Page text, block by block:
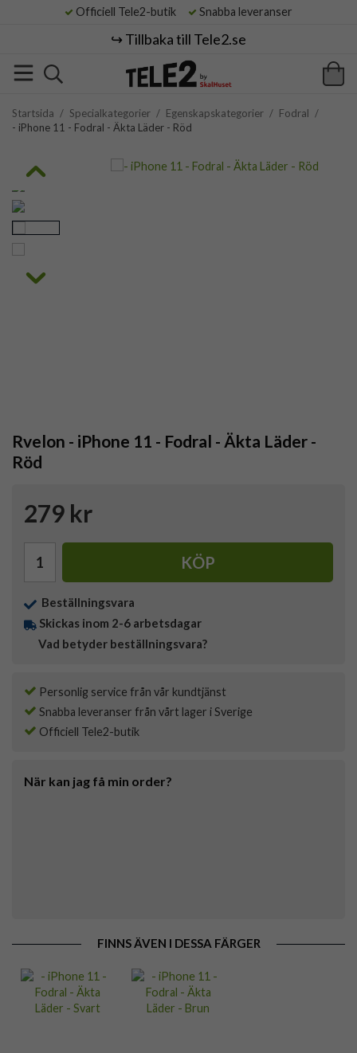
Officiell Tele2-butik Snabba leveranser
↪️ Tillbaka till Tele2.se
Startsida / Specialkategorier / Egenskapskategorier / Fodral /
- iPhone 11 - Fodral - Äkta Läder - Röd
Rvelon - iPhone 11 - Fodral - Äkta Läder -
Röd
279 kr
KÖP
Beställningsvara
Skickas inom 2-6 arbetsdagar
Vad betyder beställningsvara?
Personlig service från vår kundtjänst
Snabba leveranser från vårt lager i Sverige
Officiell Tele2-butik
När kan jag få min order?
FINNS ÄVEN I DESSA FÄRGER